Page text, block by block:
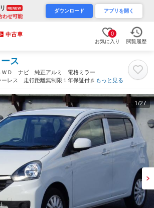
RENEW
わせ可能
ダウンロード アプリを開く
0
お気に入り 閲覧履歴
ス
ＷＤ ナビ 純正アルミ 電格ミラー
レス 走行距離無制限１年保証付き もっと見る
1/27